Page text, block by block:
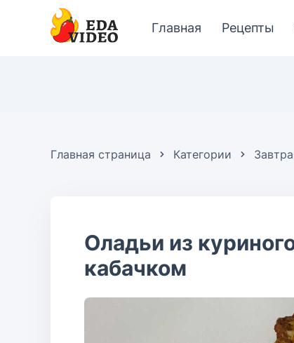
Главная Рецепты
Главная страница Категории
Оладьи из
кабачком